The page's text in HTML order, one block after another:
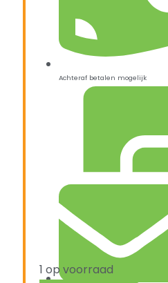
Achteraf betalen mogelijk
1 op voorraad